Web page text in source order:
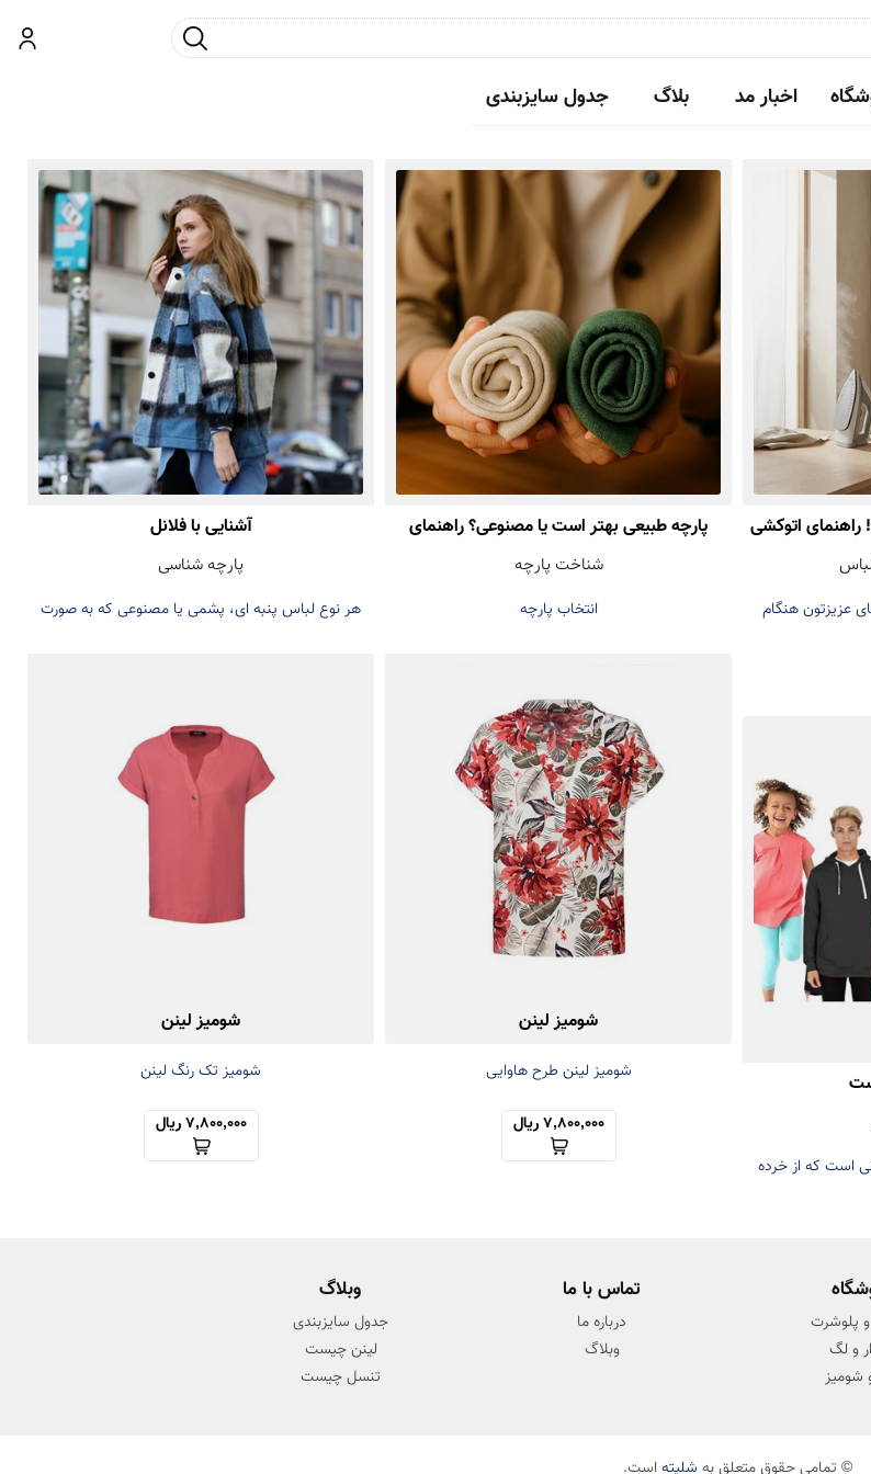
ورود جست و جو
اخبار مد بلاگ جدول سایزبندی
راهنمای اتوکشی
عزیزتون هنگام
پارچه طبیعی بهتر است یا مصنوعی؟ راهنمای
انتخاب درست هنگام خرید لباس
شناخت پارچه
انتخاب پارچه
آشنایی با فلانل
پارچه شناسی
هر نوع لباس پنبه ای، پشمی یا مصنوعی که به صورت
است که از خرده
شومیز لینن
شومیز لینن طرح هاوایی
7,800,000 ریال
شومیز لینن
شومیز تک رنگ لینن
7,800,000 ریال
پلوشرت
و لگ
شومیز
تماس با ما
درباره ما
وبلاگ
وبلاگ
جدول سایزبندی
لینن چیست
تنسل چیست
© تمامی حقوق متعلق به شلیته است.